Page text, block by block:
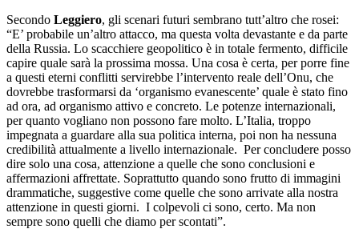
Secondo Leggiero, gli scenari futuri sembrano tutt’altro che rosei:
“E’ probabile un’altro attacco, ma questa volta devastante e da parte
della Russia. Lo scacchiere geopolitico è in totale fermento, difficile
capire quale sarà la prossima mossa. Una cosa è certa, per porre fine
a questi eterni conflitti servirebbe l’intervento reale dell’Onu, che
dovrebbe trasformarsi da ‘organismo evanescente’ quale è stato fino
ad ora, ad organismo attivo e concreto. Le potenze internazionali,
per quanto vogliano non possono fare molto. L’Italia, troppo
impegnata a guardare alla sua politica interna, poi non ha nessuna
credibilità attualmente a livello internazionale. Per concludere posso
dire solo una cosa, attenzione a quelle che sono conclusioni e
affermazioni affrettate. Soprattutto quando sono frutto di immagini
drammatiche, suggestive come quelle che sono arrivate alla nostra
attenzione in questi giorni. I colpevoli ci sono, certo. Ma non
sempre sono quelli che diamo per scontati”.